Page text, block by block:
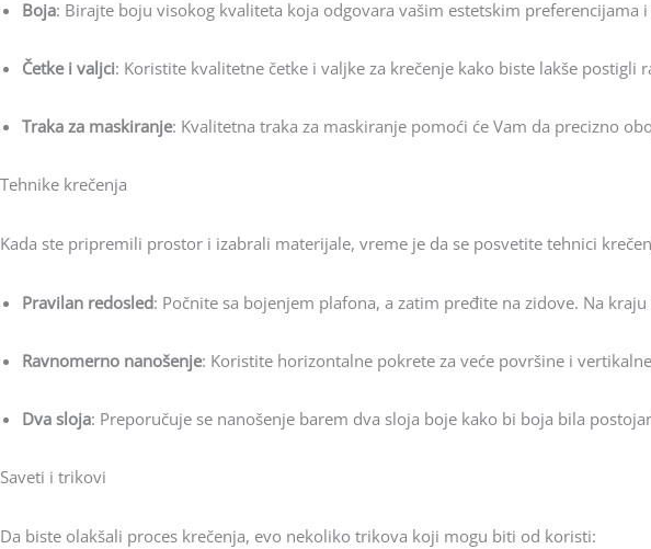
Boja: Birajte boju visokog kvaliteta koja odgovara vašim estetskim
Četke i valjci: Koristite kvalitetne četke i valjke za krečenje kako biste lakše postigli
Traka za maskiranje: Kvalitetna traka za maskiranje pomoći će Vam da precizno
Tehnike krečenja
Kada ste pripremili prostor i izabrali materijale, vreme je da se posvetite tehnici
Pravilan redosled: Počnite sa bojenjem plafona, a zatim pređite na zidove. Na
Ravnomerno nanošenje: Koristite horizontalne pokrete za veće površine i
Dva sloja: Preporučuje se nanošenje barem dva sloja boje kako bi boja bila
Saveti i trikovi
Da biste olakšali proces krečenja, evo nekoliko trikova koji mogu biti od koristi: